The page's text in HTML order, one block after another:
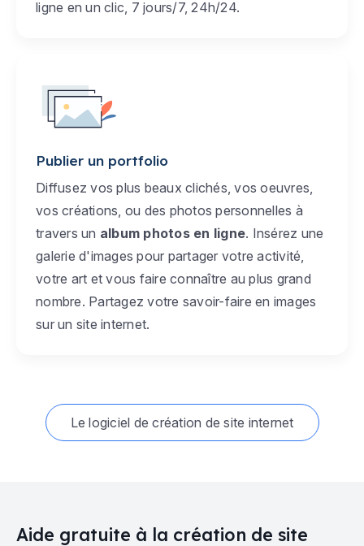
ligne en un clic, 7 jours/7, 24h/24.
Publier un portfolio
Diffusez vos plus beaux clichés, vos oeuvres,
vos créations, ou des photos personnelles à
travers un album photos en ligne. Insérez une
galerie d'images pour partager votre activité,
votre art et vous faire connaître au plus grand
nombre. Partagez votre savoir-faire en images
sur un site internet.
Le logiciel de création de site internet
Aide gratuite à la création de site